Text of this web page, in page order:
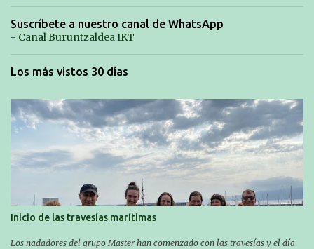
Suscríbete a nuestro canal de WhatsApp
- Canal Buruntzaldea IKT
Los más vistos 30 días
Inicio de las travesías marítimas
Los nadadores del grupo Master han comenzado con las travesías y el día